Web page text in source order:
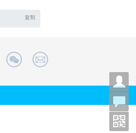
复制